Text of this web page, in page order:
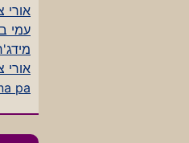
אורי
עמי
אורי
pa